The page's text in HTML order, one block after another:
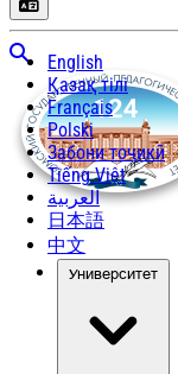
English
Қазақ тілі
Français
Polski
Забони тоҷикӣ
Tiếng Việt
العربية
日本語
中文
Университет